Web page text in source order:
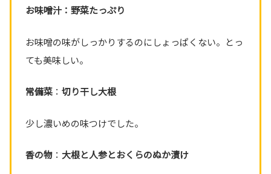
お味噌汁：野菜たっぷり
お味噌の味がしっかりするのにしょっぱくない。とっ
ても美味しい。
常備菜： 切り干し大根
少し濃いめの味つけでした。
香の物： 大根と人参とおくらのぬか漬け